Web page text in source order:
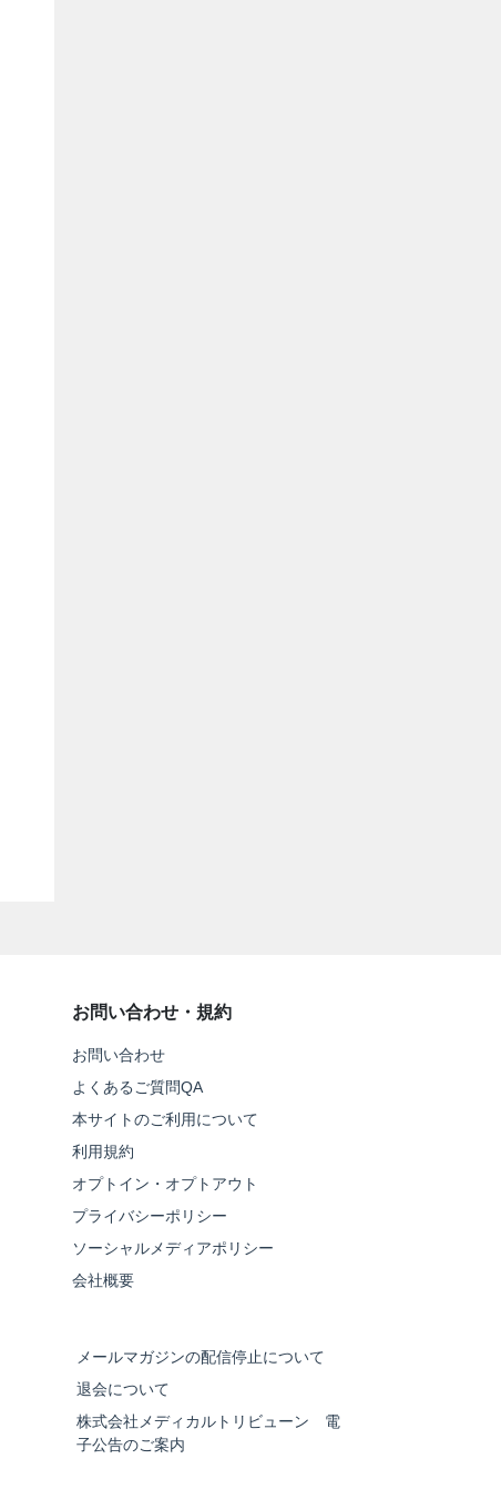
お問い合わせ・規約
お問い合わせ
よくあるご質問QA
本サイトのご利用について
利用規約
オプトイン・オプトアウト
プライバシーポリシー
ソーシャルメディアポリシー
会社概要
メールマガジンの配信停止について
退会について
株式会社メディカルトリビューン 電
子公告のご案内